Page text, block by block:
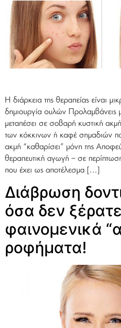
Η διάρκεια της θεραπείας είναι
δημιουργία ουλών Προλαμβάνεις
μεταπέσει σε σοβαρή κυστική
των κόκκινων ή καφέ σημαδιών
ακμή “καθαρίσει” μόνη της
θεραπευτική αγωγή – σε
που έχει ως αποτέλεσμα […]
Διάβρωση
όσα δεν
φαινομενικά
ροφήματα!